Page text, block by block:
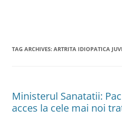
TAG ARCHIVES: ARTRITA IDIOPATICA
Ministerul Sanatatii:
acces la cele mai noi